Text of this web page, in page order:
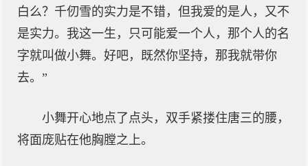
白么？千仞雪的实力是不错，但我爱的是人，又不
是实力。我这一生，只可能爱一个人，那个人的名
字就叫做小舞。好吧，既然你坚持，那我就带你
去。”
小舞开心地点了点头，双手紧搂住唐三的腰，
将面庞贴在他胸膛之上。